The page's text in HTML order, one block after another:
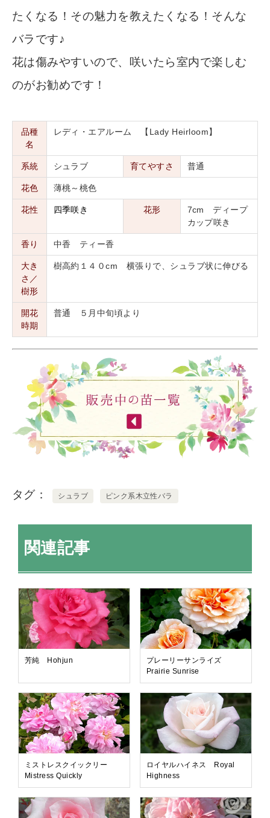
たくなる！その魅力を教えたくなる！そんな
バラです♪
花は傷みやすいので、咲いたら室内で楽しむ
のがお勧めです！
品種
名
レディ・エアルーム 【Lady Heirloom】
系統 シュラブ 育てやすさ 普通
花色 薄桃～桃色
花性 四季咲き 花形
7cm ディープ
カップ咲き
香り 中香 ティー香
大き
さ／
樹形
樹高約１４０cm 横張りで、シュラブ状に伸びる
開花
時期
普通 ５月中旬頃より
タグ シュラブ ピンク系木立性バラ
関連記事
芳純 Hohjun
プレーリーサンライズ
Prairie Sunrise
ミストレスクイックリー
Mistress Quickly
ロイヤルハイネス Royal
Highness